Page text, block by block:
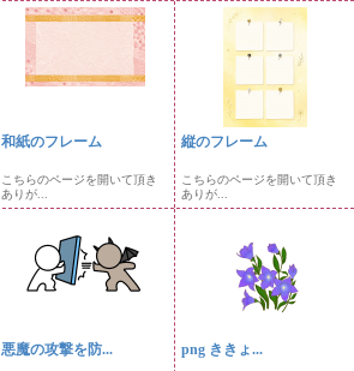
和紙のフレーム
こちらのページを開いて頂き
ありが...
縦のフレーム
こちらのページを開いて頂き
ありが...
悪魔の攻撃を防... png ききょ...